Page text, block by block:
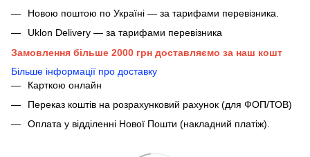
Новою поштою по Україні — за тарифами перевізника.
Uklon Delivery — за тарифами перевізника
Замовлення більше 2000 грн доставляємо за наш кошт
Більше інформації про доставку
Карткою онлайн
Переказ коштів на розрахунковий рахунок (для ФОП/ТОВ)
Оплата у відділенні Нової Пошти (накладний платіж).